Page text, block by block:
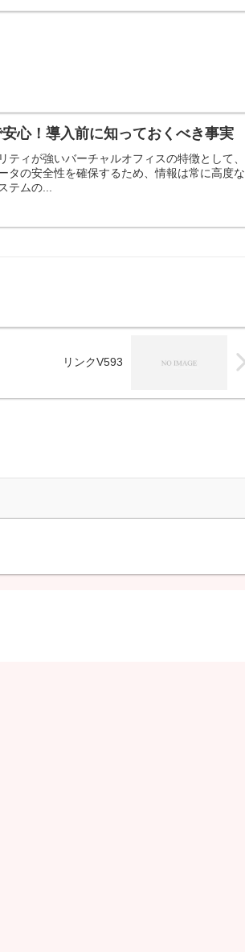
心！導入前に知っておくべき事実
ィが強いバーチャルオフィスの特徴として、
タの安全性を確保するため、情報は常に高度な
テムの...
リンクV593